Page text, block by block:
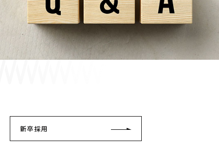
株主・投資家情報
採用情報
新卒採用